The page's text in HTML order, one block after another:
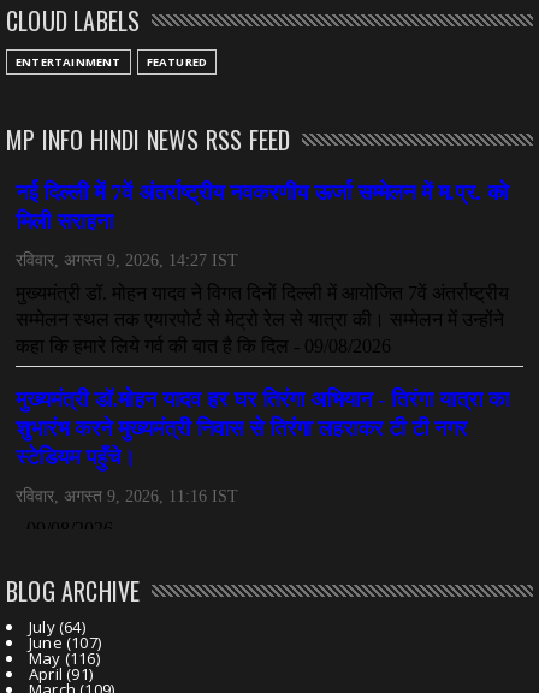
July 08, 2026
CHHATTISGARH
महादेव ऐप केस में बड़ा एक्शन, सौरभ चंद्राकर हिरासत में
CHHATTISGARH
तीजन बाई को याद करेगा छत्तीसगढ़ का लोक कला जगत
July 07, 2026
CLOUD LABELS
ENTERTAINMENT FEATURED
MP INFO HINDI NEWS RSS FEED
BLOG ARCHIVE
July(64)
June(107)
May (116)
April (91)